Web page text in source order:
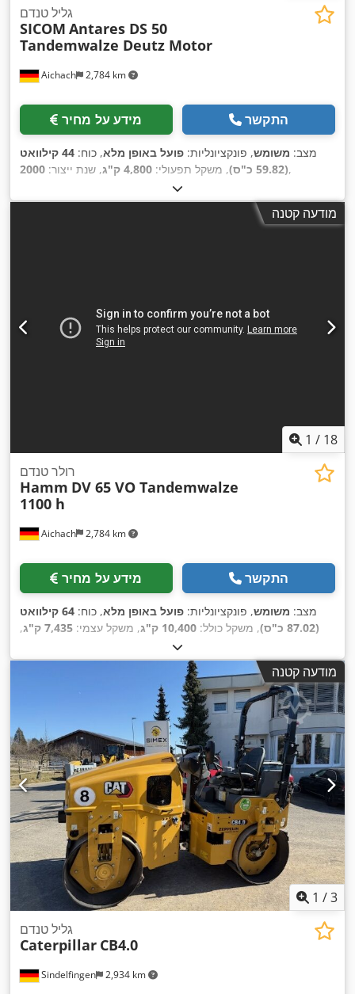
Aichach 2,784 km
גליל טנדם
SICOM Antares DS 50
Tandemwalze Deutz Motor
מידע על מחיר התקשר
מצב: משומש, פונקציונליות: פועל באופן מלא, כוח:
44 קילוואט
(59.82 כ"ס)
, משקל תפעולי: 4,800 ק"ג , שנת ייצור: 2000 ,
מודעה קטנה
1 / 18
Aichach 2,784 km
רולר טנדם
Hamm DV 65 VO Tandemwalze
1100 h
מידע על מחיר התקשר
מצב: משומש, פונקציונליות: פועל באופן מלא, כוח:
64 קילוואט
(87.02 כ"ס)
, משקל כולל: 10,400 ק"ג , משקל עצמי: 7,435 ק"ג
,
שנת ייצור:
מודעה קטנה
1 /3
Sindelfingen 2,934 km
גליל טנדם
Caterpillar CB4.0